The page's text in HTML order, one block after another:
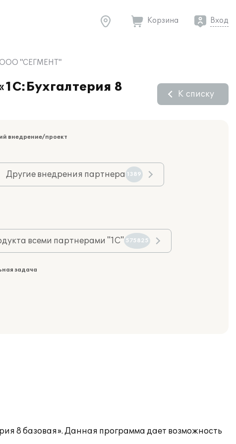
Корзина Вход
в ООО "СЕГМЕНТ"
8
К списку
внедрение/проект
Другие внедрения партнера 1389
всеми партнерами "1С" 575825
задача
8 базовая». Данная программа дает возможность